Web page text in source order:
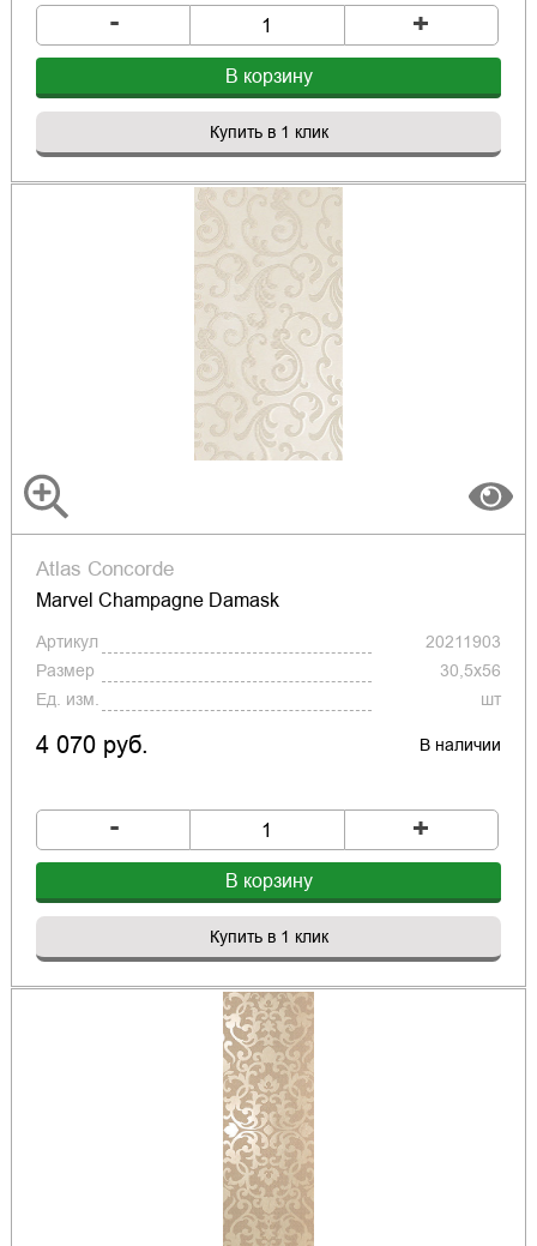
- +
В корзину
Купить в 1 клик
Atlas Concorde
Marvel Champagne Damask
Артикул
20211903
Размер
30,5x56
Ед. изм.
шт
4 070 руб. В наличии
- +
В корзину
Купить в 1 клик